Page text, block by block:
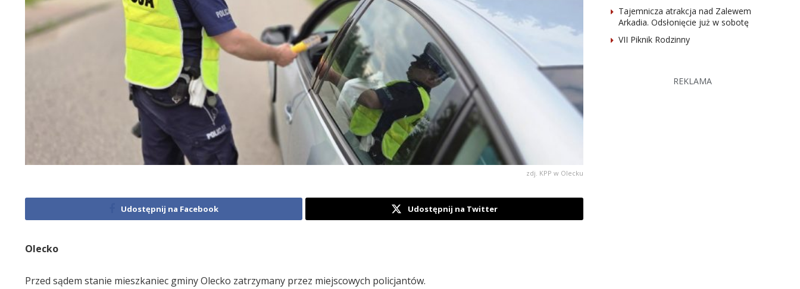
zdj. KPP w Olecku
Udostępnij na Facebook Udostępnij na Twitter
Olecko
Przed sądem stanie mieszkaniec gminy Olecko zatrzymany przez miejscowych policjantów.
Tajemnicza atrakcja nad Zalewem
Arkadia. Odsłonięcie już w sobotę
VII Piknik Rodzinny
REKLAMA